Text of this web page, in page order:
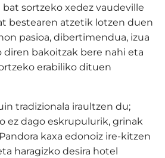
sortzeko xedez vaudeville
bestearen atzetik lotzen duen
pasioa, dibertimendua, izua
diren bakoitzak bere nahi eta
erabiliko dituen
tradizionala iraultzen du;
ez dago eskrupulurik, grinak
kaxa edonoiz ire-kitzen
haragizko desira hotel